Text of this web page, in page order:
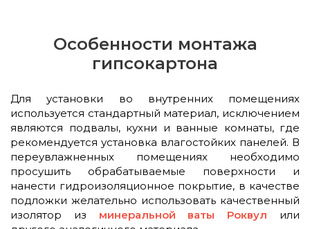
Особенности монтажа
гипсокартона
Для установки во внутренних помещениях
используется стандартный материал, исключением
являются подвалы, кухни и ванные комнаты, где
рекомендуется установка влагостойких панелей. В
переувлажненных помещениях необходимо
просушить обрабатываемые поверхности и
нанести гидроизоляционное покрытие, в качестве
подложки желательно использовать качественный
изолятор из минеральной ваты Роквул или